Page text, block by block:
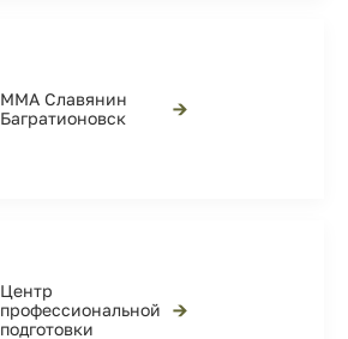
ММА Славянин
Багратионовск
→
Центр
профессиональной
подготовки
→